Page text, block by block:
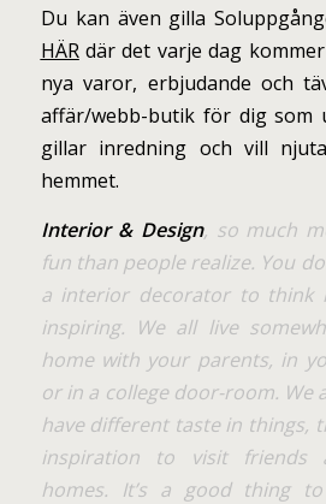
Du kan även gilla
HÄRdär det varje dag
nya varor, erbjudande och
affär/webb-butik för dig som
gillar inredning och vill
hemmet.
Interior & Design, so much
fun than people realize. You
a interior decorator to think
inspiring. We all live
home with your parents, in
or in a college door-room. We
have different taste in things,
inspiration to visit friends
homes. It’s a good thing